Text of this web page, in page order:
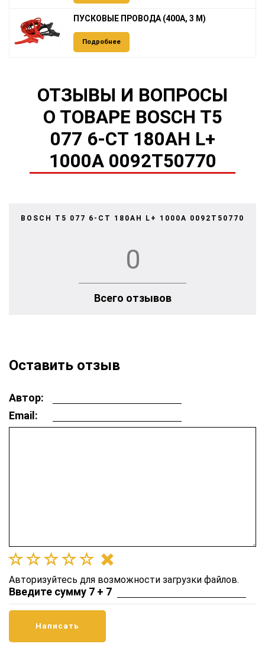
ПУСКОВЫЕ ПРОВОДА (400А, 3 М)
Подробнее
ОТЗЫВЫ И ВОПРОСЫ
О ТОВАРЕ BOSCH T5
077 6-СТ 180AH L+
1000A 0092T50770
BOSCH T5 077 6-СТ 180AH L+ 1000A 0092T50770
0
Всего отзывов
Оставить отзыв
Автор:
Email:
Авторизуйтесь для возможности загрузки файлов.
Введите сумму 7 + 7